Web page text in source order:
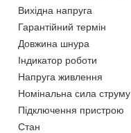
Вихідна напруга
Гарантійний термін
Довжина шнура
Індикатор роботи
Напруга живлення
Номінальна сила струму
Підключення пристрою
Стан